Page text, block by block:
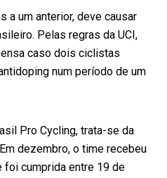
a um anterior, deve causar
Pelas regras da UCI,
caso dois ciclistas
num período de um
Pro Cycling, trata-se da
dezembro, o time recebeu
foi cumprida entre 19 de